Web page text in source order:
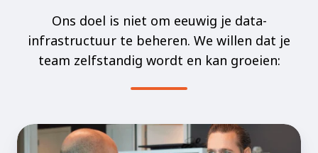
Ons doel is niet om eeuwig je data-
infrastructuur te beheren. We willen dat je
team zelfstandig wordt en kan groeien: